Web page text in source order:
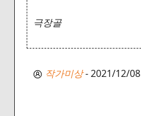
극장골
작가미상- 2021/12/08